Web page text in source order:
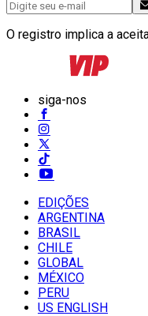
O registro implica a
siga-nos
EDIÇÕES
ARGENTINA
BRASIL
CHILE
GLOBAL
MÉXICO
PERU
US ENGLISH